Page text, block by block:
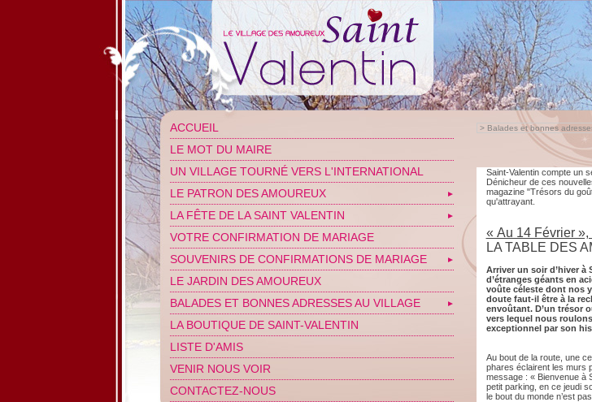
ACCUEIL
LE MOT DU MAIRE
UN VILLAGE TOURNÉ VERS L'INTERNATIONAL
LE PATRON DES AMOUREUX
▼
LA FÊTE DE LA SAINT VALENTIN ▼
VOTRE CONFIRMATION DE MARIAGE
SOUVENIRS DE CONFIRMATIONS DE MARIAGE
▼
LE JARDIN DES AMOUREUX
BALADES ET BONNES ADRESSES AU VILLAGE
▼
LA BOUTIQUE DE SAINT-VALENTIN
LISTE D'AMIS
VENIR NOUS VOIR
CONTACTEZ-NOUS
> Balades et bonnes
Saint-Valentin compte un
Dénicheur de ces
magazine "Trésors du
qu'attrayant.
« Au 14 Février
LA TABLE DES
Arriver un soir d’hiver à
d’étranges géants en
voûte céleste dont nos
doute faut-il être à la
envoûtant. D’un trésor
vers lequel nous
exceptionnel par son
Au bout de la route, une
phares éclairent les murs
message : « Bienvenue à
petit parking, en ce jeudi
le bout du monde n’est